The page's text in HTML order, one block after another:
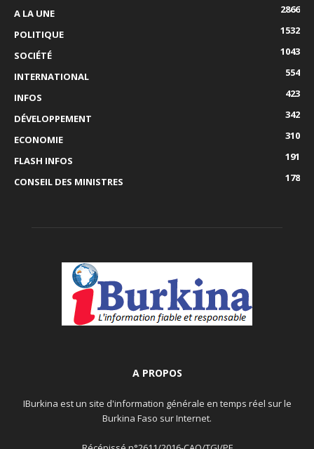
A LA UNE
2866
POLITIQUE
1532
SOCIÉTÉ
1043
INTERNATIONAL
554
INFOS
423
DÉVELOPPEMENT
342
ECONOMIE
310
FLASH INFOS
191
CONSEIL DES MINISTRES
178
A PROPOS
IBurkina est un site d'information générale en temps réel sur le
Burkina Faso sur Internet.